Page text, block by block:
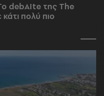
debAIte της The
πολύ πιο